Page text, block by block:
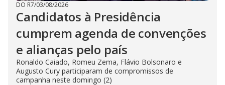
DO R7/03/08/2026
Candidatos à Presidência
cumprem agenda de convenções
e alianças pelo país
Ronaldo Caiado, Romeu Zema, Flávio Bolsonaro e
Augusto Cury participaram de compromissos de
campanha neste domingo (2)